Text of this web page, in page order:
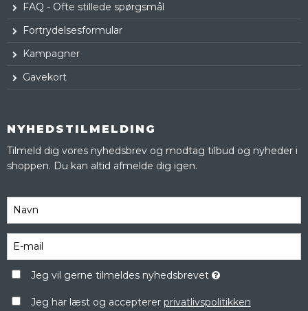
FAQ - Ofte stillede spørgsmål
Fortrydelsesformular
Kampagner
Gavekort
NYHEDSTILMELDING
Tilmeld dig vores nyhedsbrev og modtag tilbud og nyheder i
shoppen. Du kan altid afmelde dig igen.
Jeg vil gerne tilmeldes nyhedsbrevet
Jeg har læst og accepterer privatlivspolitikken